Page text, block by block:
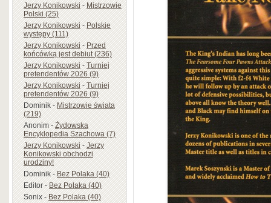
Jerzy Konikowski-Mistrzowie
Polski (25)
Jerzy Konikowski-Polskie
występy (111)
Jerzy Konikowski-Przed
końcówką jest debiut (236)
Jerzy Konikowski-Turniej
pretendentów 2026 (9)
Jerzy Konikowski-Turniej
pretendentów 2026 (9)
Dominik-Mistrzowie świata
(219)
Anonim-Żydowska
Encyklopedia Szachowa (7)
Jerzy Konikowski-Jerzy
Konikowski obchodzi
urodziny!
Dominik-Bez Polaka (40)
Editor-Bez Polaka (40)
Sonix-Bez Polaka (40)